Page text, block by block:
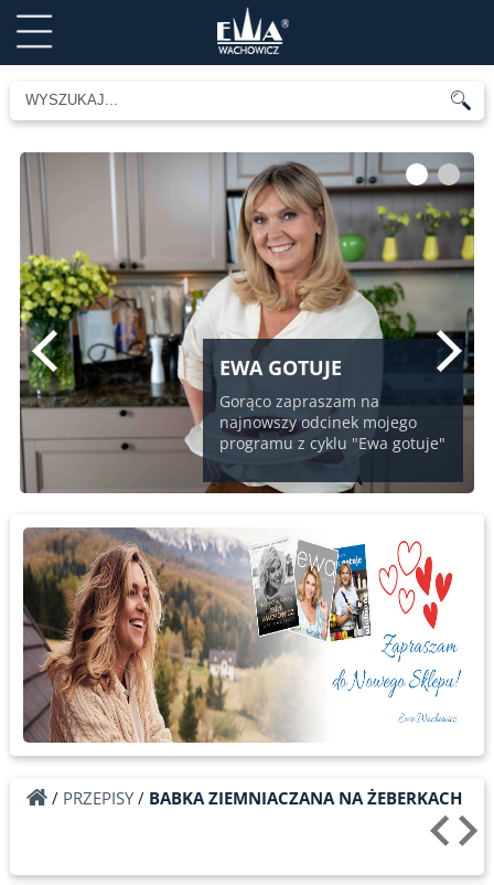
EWA GOTUJE
Gorąco zapraszam na
najnowszy odcinek mojego
programu z cyklu "Ewa gotuje"
1 2
/ PRZEPISY/ BABKA ZIEMNIACZANA NA ŻEBERKACH